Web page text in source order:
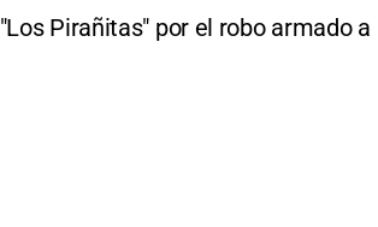
Pirañitas" por el robo armado a